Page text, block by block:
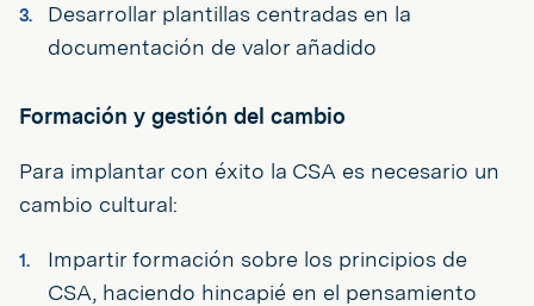
Desarrollar plantillas centradas en la
documentación de valor añadido
Formación y gestión del cambio
Para implantar con éxito la CSA es necesario un
cambio cultural:
Impartir formación sobre los principios de
CSA, haciendo hincapié en el pensamiento